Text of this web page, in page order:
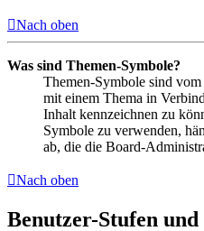
Nach oben
Was sind Themen-Symbole?
Themen-Symbole sind
mit einem Thema in
Inhalt kennzeichnen zu
Symbole zu verwenden,
ab, die die Board-
Nach oben
Benutzer-Stufen